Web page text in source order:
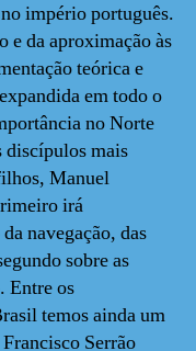
império português.
e da aproximação às
teórica e
em todo o
no Norte
discípulos mais
Manuel
irá
navegação, das
sobre as
Entre os
temos ainda um
Serrão